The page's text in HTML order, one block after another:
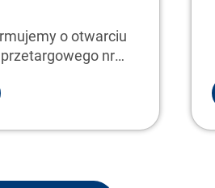
o otwarciu
nr